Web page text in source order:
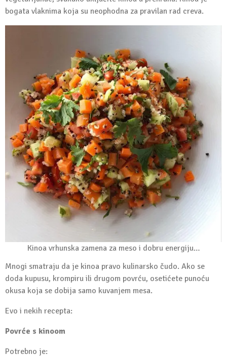
bogata vlaknima koja su neophodna za pravilan rad creva.
Kinoa vrhunska zamena za meso i dobru energiju…
Mnogi smatraju da je kinoa pravo kulinarsko čudo. Ako se
doda kupusu, krompiru ili drugom povrću, osetićete punoću
okusa koja se dobija samo kuvanjem mesa.
Evo i nekih recepta:
Povrće s kinoom
Potrebno je: